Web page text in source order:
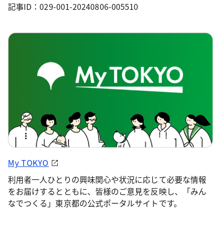
記事ID：029-001-20240806-005510
My TOKYO
利用者一人ひとりの興味関心や状況に応じて必要な情報
をお届けするとともに、皆様のご意見を反映し、「みん
なでつくる」東京都の公式ポータルサイトです。